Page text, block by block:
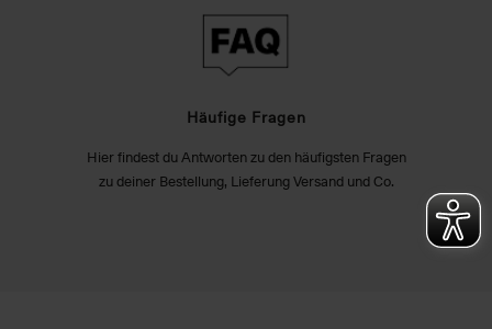
Häufige Fragen
Hier findest du Antworten zu den häufigsten Fragen
zu deiner Bestellung, Lieferung Versand und Co.